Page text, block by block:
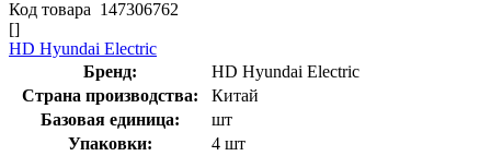
Код товара 147306762
[]
HD Hyundai Electric
Бренд:
HD Hyundai Electric
Страна производства:
Китай
Базовая единица:
шт
Упаковки:
4 шт